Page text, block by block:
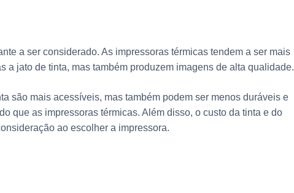
a ser considerado. As impressoras térmicas tendem a ser mais
a jato de tinta, mas também produzem imagens de alta qualidade.
são mais acessíveis, mas também podem ser menos duráveis e
que as impressoras térmicas. Além disso, o custo da tinta e do
ao escolher a impressora.